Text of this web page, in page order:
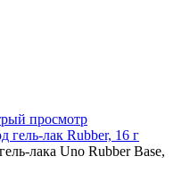
покрытие под гель-
база для гель-